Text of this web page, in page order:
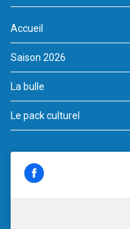
Accueil
Saison 2026
La bulle
Le pack culturel